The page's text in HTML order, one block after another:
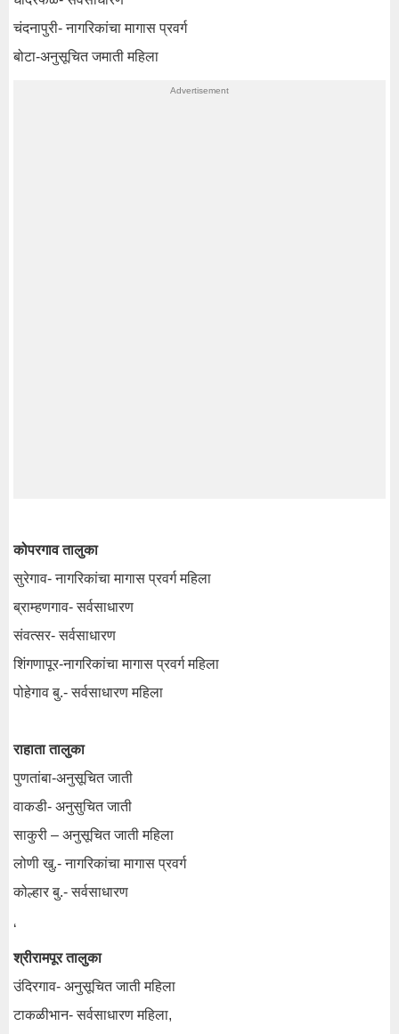
चंदनापुरी- नागरिकांचा मागास प्रवर्ग
बोटा-अनुसूचित जमाती महिला
कोपरगाव तालुका
सुरेगाव- नागरिकांचा मागास प्रवर्ग महिला
ब्राम्हणगाव- सर्वसाधारण
संवत्सर- सर्वसाधारण
शिंगणापूर-नागरिकांचा मागास प्रवर्ग महिला
पोहेगाव बु.- सर्वसाधारण महिला
राहाता तालुका
पुणतांबा-अनुसूचित जाती
वाकडी- अनुसुचित जाती
साकुरी – अनुसूचित जाती महिला
लोणी खु.- नागरिकांचा मागास प्रवर्ग
कोल्हार बु.- सर्वसाधारण
‘
श्रीरामपूर तालुका
उंदिरगाव- अनुसूचित जाती महिला
टाकळीभान- सर्वसाधारण महिला,